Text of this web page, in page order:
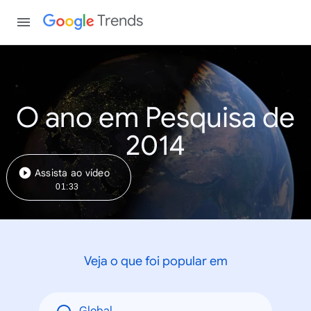
Trends
O ano em Pesquisa de
2014
Assista ao vídeo
01:33
Veja o que foi popular em